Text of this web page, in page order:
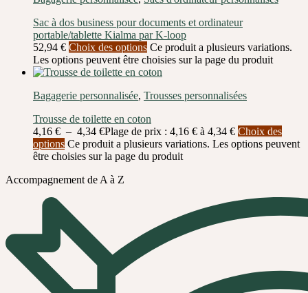
Sac à dos business pour documents et ordinateur
portable/tablette Kialma par K-loop
52,94 € Choix des options Ce produit a plusieurs variations.
Les options peuvent être choisies sur la page du produit
Bagagerie personnalisée, Trousses personnalisées
Trousse de toilette en coton
4,16 € – 4,34 €Plage de prix : 4,16 € à 4,34 € Choix des
options Ce produit a plusieurs variations. Les options peuvent
être choisies sur la page du produit
Accompagnement de A à Z